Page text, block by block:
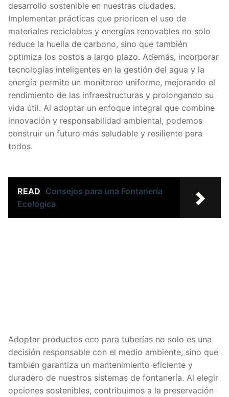
desarrollo sostenible en nuestras ciudades.
Implementar prácticas que prioricen el uso de
materiales reciclables y energías renovables no solo
reduce la huella de carbono, sino que también
optimiza los costos a largo plazo. Además, incorporar
tecnologías inteligentes en la gestión del agua y la
energía permite un monitoreo uniforme, mejorando el
rendimiento de las infraestructuras y prolongando su
vida útil. Al adoptar un enfoque integral que combine
innovación y responsabilidad ambiental, podemos
construir un futuro más saludable y resiliente para
todos.
READ Consejos para una Fontanería
Ecológica
Adoptar productos eco para tuberías no solo es una
decisión responsable con el medio ambiente, sino que
también garantiza un mantenimiento eficiente y
duradero de nuestros sistemas de fontanería. Al elegir
opciones sostenibles, contribuimos a la preservación